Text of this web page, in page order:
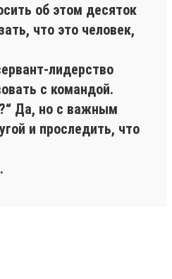
об этом десяток
что это человек,
лидерство
с командой.
Да, но с важным
и проследить, что